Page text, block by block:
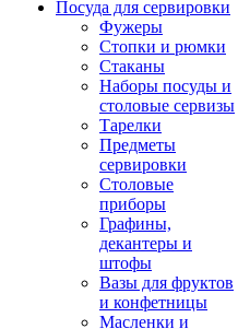
Посуда для сервировки
Фужеры
Стопки и рюмки
Стаканы
Наборы посуды и
столовые сервизы
Тарелки
Предметы
сервировки
Столовые
приборы
Графины,
декантеры и
штофы
Вазы для фруктов
и конфетницы
Масленки и